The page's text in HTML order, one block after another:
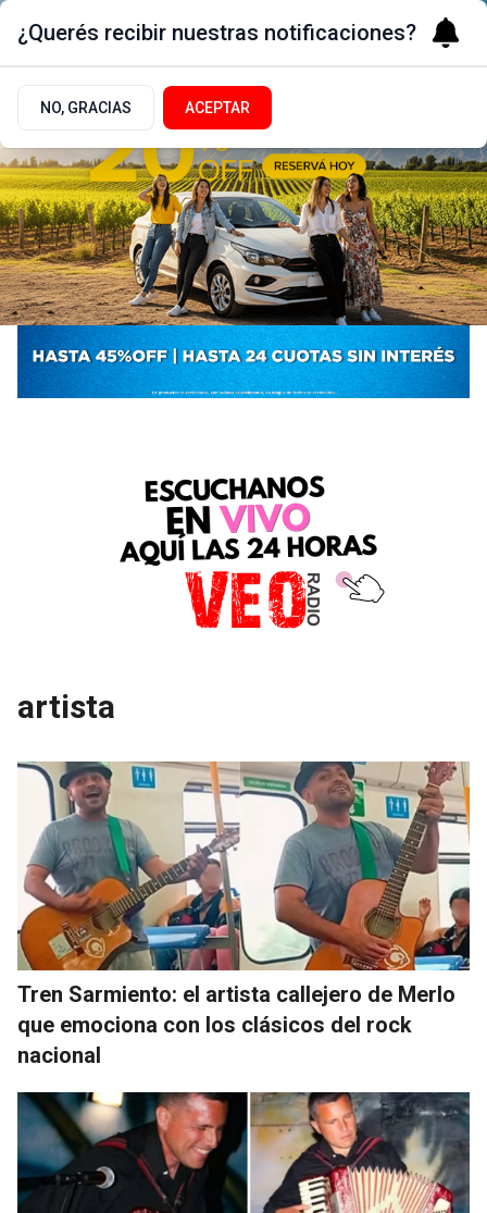
artista
Tren Sarmiento: el artista callejero de Merlo
que emociona con los clásicos del rock
nacional
¿Querés recibir nuestras notificaciones?
NO, GRACIAS ACEPTAR